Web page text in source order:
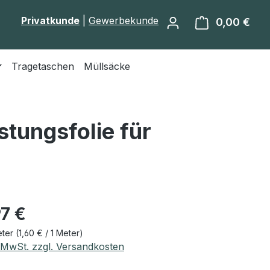
Privatkunde Gewerbekunde 0,00 €
Tragetaschen Müllsäcke
für
€
(1,60 € / 1 Meter)
zzgl. Versandkosten